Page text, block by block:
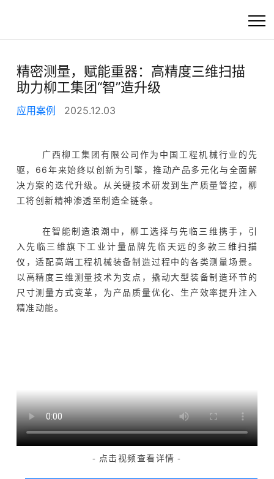
首页
高精度工业3D扫描
行业方案
客户支持
资讯
关于我们
精密测量，赋能重器：高精度三维扫描
助力柳工集团“智”造升级
应用案例 2025.12.03
广西柳工集团有限公司作为中国工程机械行业的先
驱，66年来始终以创新为引擎，推动产品多元化与全面解
决方案的迭代升级。从关键技术研发到生产质量管控，柳
工将创新精神渗透至制造全链条。
在智能制造浪潮中，柳工选择与先临三维携手，引
入先临三维旗下工业计量品牌先临天远的多款三维扫描
仪 ，适配高端工程机械装备制造过程中的各类测量场景。
以高精度三维测量技术为支点，撬动大型装备制造环节的
尺寸测量方式变革，为产品质量优化、生产效率提升注入
精准动能。
- 点击视频查看详情 -